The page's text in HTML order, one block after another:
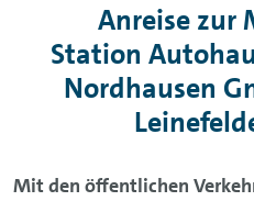
Anreise zur
Station
Nordhausen
Mit den öffentlichen